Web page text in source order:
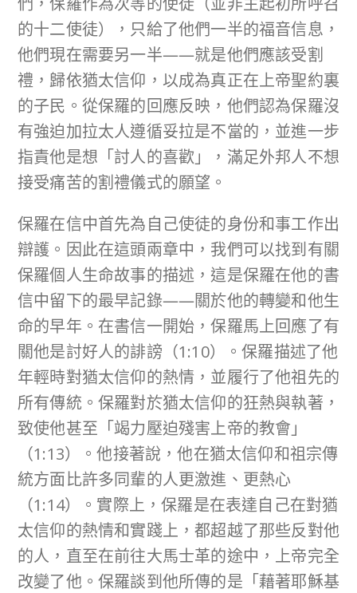
的十二使徒），只給了他們一半的福音信息，
他們現在需要另一半——就是他們應該受割
禮，歸依猶太信仰，以成為真正在上帝聖約裏
的子民。從保羅的回應反映，他們認為保羅沒
有強迫加拉太人遵循妥拉是不當的，並進一步
指責他是想「討人的喜歡」，滿足外邦人不想
接受痛苦的割禮儀式的願望。
保羅在信中首先為自己使徒的身份和事工作出
辯護。因此在這頭兩章中，我們可以找到有關
保羅個人生命故事的描述，這是保羅在他的書
信中留下的最早記錄——關於他的轉變和他生
命的早年。在書信一開始，保羅馬上回應了有
關他是討好人的誹謗（1:10）。保羅描述了他
年輕時對猶太信仰的熱情，並履行了他祖先的
所有傳統。保羅對於猶太信仰的狂熱與執著，
致使他甚至「竭力壓迫殘害上帝的教會」
（1:13）。他接著說，他在猶太信仰和祖宗傳
統方面比許多同輩的人更激進、更熱心
（1:14）。實際上，保羅是在表達自己在對猶
太信仰的熱情和實踐上，都超越了那些反對他
的人，直至在前往大馬士革的途中，上帝完全
改變了他。保羅談到他所傳的是「藉著耶穌基